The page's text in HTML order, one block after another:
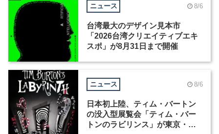
ニュース 8/6
台湾最大のデザイン見本市
「2026台湾クリエイティブエキ
スポ」が8月31日まで開催
ニュース 8/6
日本初上陸、ティム・バートン
の没入型展覧会「ティム・バー
トンのラビリンス」が東京・豊